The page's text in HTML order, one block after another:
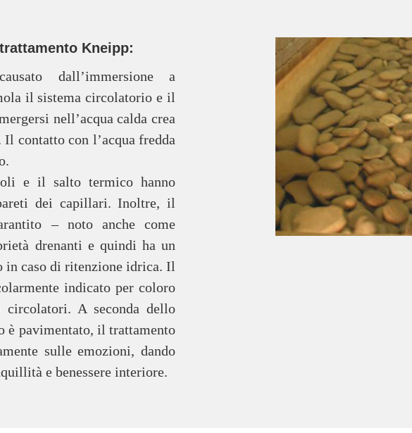
Kneipp:
dall’immersione a
il sistema circolatorio e il
nell’acqua calda crea
contatto con l’acqua fredda
e il salto termico hanno
dei capillari. Inoltre, il
– noto anche come
drenanti e quindi ha un
in caso di ritenzione idrica. Il
indicato per coloro
A seconda dello
è pavimentato, il trattamento
sulle emozioni, dando
e benessere interiore.